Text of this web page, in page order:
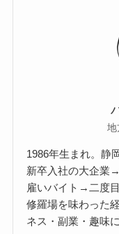
地
1986年生まれ。静
新卒入社の大企
雇いバイト→二度
修羅場を味わった
ネス・副業・趣味